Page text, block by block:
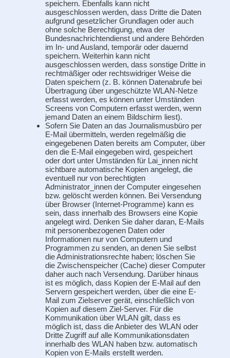
speichern. Ebenfalls kann nicht
ausgeschlossen werden, dass Dritte die Daten
aufgrund gesetzlicher Grundlagen oder auch
ohne solche Berechtigung, etwa der
Bundesnachrichtendienst und andere Behörden
im In- und Ausland, temporär oder dauernd
speichern. Weiterhin kann nicht
ausgeschlossen werden, dass sonstige Dritte in
rechtmäßiger oder rechtswidriger Weise die
Daten speichern (z. B. können Datenabrufe bei
Übertragung über ungeschützte WLAN-Netze
erfasst werden, es können unter Umständen
Screens von Computern erfasst werden, wenn
jemand Daten an einem Bildschirm liest).
Sofern Sie Daten an das Journalismusbüro per
E-Mail übermitteln, werden regelmäßig die
eingegebenen Daten bereits am Computer, über
den die E-Mail eingegeben wird, gespeichert
oder dort unter Umständen für Lai_innen nicht
sichtbare automatische Kopien angelegt, die
eventuell nur von berechtigten
Administrator_innen der Computer eingesehen
bzw. gelöscht werden können. Bei Versendung
über Browser (Internet-Programme) kann es
sein, dass innerhalb des Browsers eine Kopie
angelegt wird. Denken Sie daher daran, E-Mails
mit personenbezogenen Daten oder
Informationen nur von Computern und
Programmen zu senden, an denen Sie selbst
die Administrationsrechte haben; löschen Sie
die Zwischenspeicher (Cache) dieser Computer
daher auch nach Versendung. Darüber hinaus
ist es möglich, dass Kopien der E-Mail auf den
Servern gespeichert werden, über die eine E-
Mail zum Zielserver gerät, einschließlich von
Kopien auf diesem Ziel-Server. Für die
Kommunikation über WLAN gilt, dass es
möglich ist, dass die Anbieter des WLAN oder
Dritte Zugriff auf alle Kommunikationsdaten
innerhalb des WLAN haben bzw. automatisch
Kopien von E-Mails erstellt werden.